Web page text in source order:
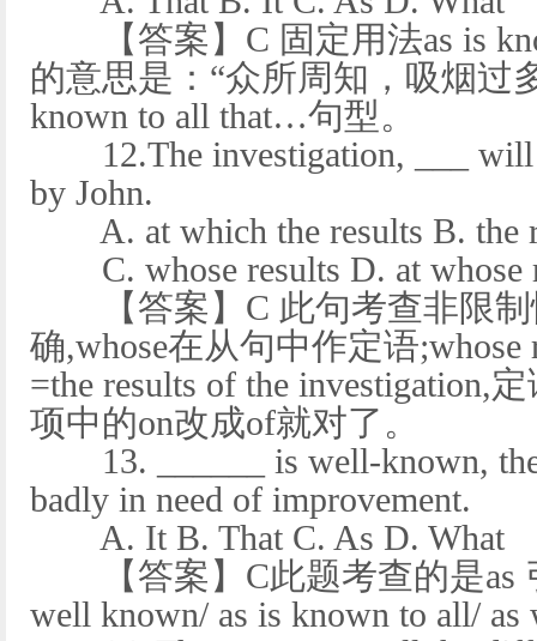
【答案】C 固定用法as is
的意思是：“众所周知，吸烟过
known to all that…句型。
12.The investigation, ___ will
by John.
A. at which the results B. the
C. whose results D. at whose
【答案】C 此句考查非限制
确,whose在从句中作定语;whose
=the results of the investigation,
项中的on改成of就对了。
13. ______ is well-known, the
badly in need of improvement.
A. It B. That C. As D. What
【答案】C此题考查的是as
well known/ as is known to all/